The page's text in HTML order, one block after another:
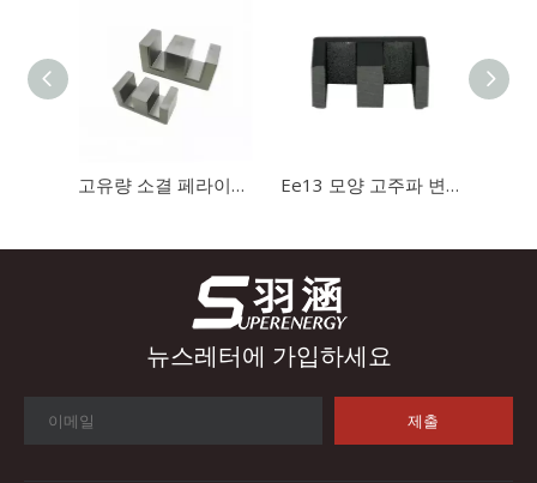
고유량 소결 페라이트 자석 Ee20 변압기 코어 Ee13 모양 고주파 변압기 자석 자기 코어
뉴스레터에 가입하세요
제출